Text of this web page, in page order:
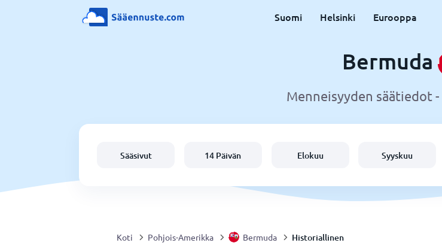
Suomi Helsinki Eurooppa
Bermuda
Menneisyyden säätiedot -
Sääsivut 14 Päivän Elokuu Syyskuu
Koti Pohjois-Amerikka Bermuda Historiallinen